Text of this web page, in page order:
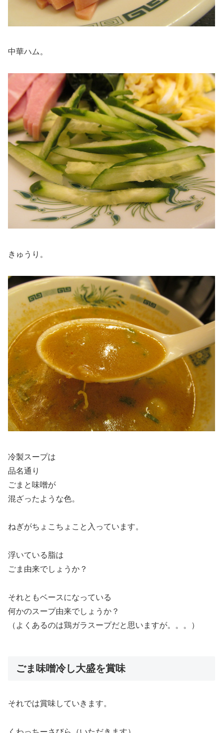
中華ハム。
きゅうり。
冷製スープは
品名通り
ごまと味噌が
混ざったような色。
ねぎがちょこちょこと入っています。
浮いている脂は
ごま由来でしょうか？
それともベースになっている
何かのスープ由来でしょうか？
（よくあるのは鶏ガラスープだと思いますが。。。）
ごま味噌冷し大盛を賞味
それでは賞味していきます。